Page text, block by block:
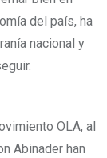
del país, ha
nacional y
OLA, al
Abinader han